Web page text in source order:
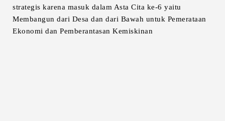
strategis karena masuk dalam Asta Cita ke-6 yaitu
Membangun dari Desa dan dari Bawah untuk Pemerataan
Ekonomi dan Pemberantasan Kemiskinan